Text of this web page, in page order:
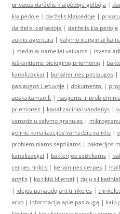
privatus darželis klaipėdoje gelbėja |
klaipėdoje | darželis klaipėdoje |
darželis klaipėdoje | darželis klaipėdoje
aukliu agentura | valymo irenginiai
| mediniai nameliai vaikams | isveza
ieškantiems biologinių priemonių |
kanalizacijai | buhalterines paslaugos |
paslaugos Lietuvoje | dokumentai |
apskaitaman.lt | naujiems ir
priemones | kanalizaciniai vandenys |
vamzdziu valymo granules |
gelinis kanalizacijos vamzdziu valiklis |
probleminiams septikams | bakterijos
kanalizacijai | bakterijos septikams |
cerpes rinktis | keramines cerpes |
anglis | ko tikisi klientai | dujų
| idėjos panaudojant trinkeles |
arko | informacija apie paslaugą | kaip